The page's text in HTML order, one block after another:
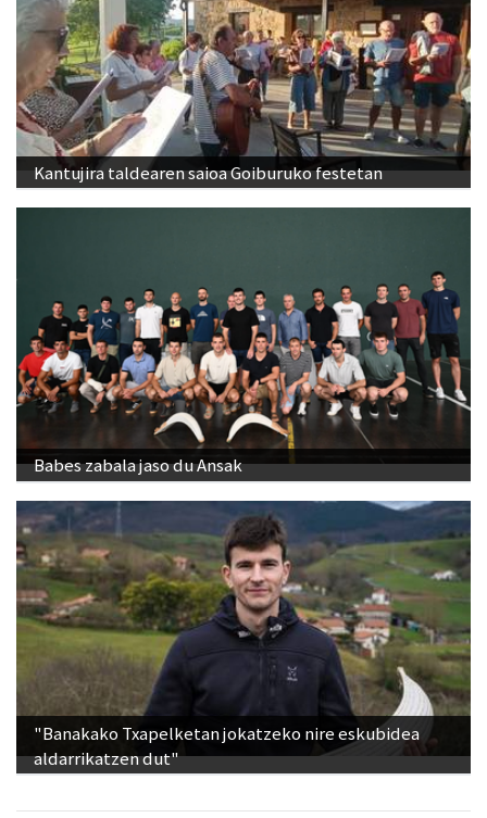
Kantujira taldearen saioa Goiburuko festetan
Babes zabala jaso du Ansak
"Banakako Txapelketan jokatzeko nire eskubidea
aldarrikatzen dut"